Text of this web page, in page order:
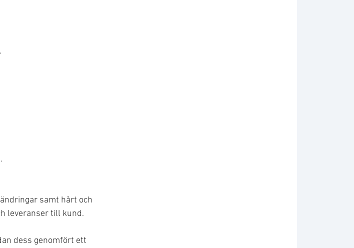
samt hårt och
leveranser till kund.
dess genomfört ett